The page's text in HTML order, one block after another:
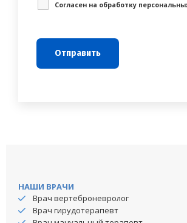
Cогласен на обработку
НАШИ ВРАЧИ
Врач вертеброневролог
Врач гирудотерапевт